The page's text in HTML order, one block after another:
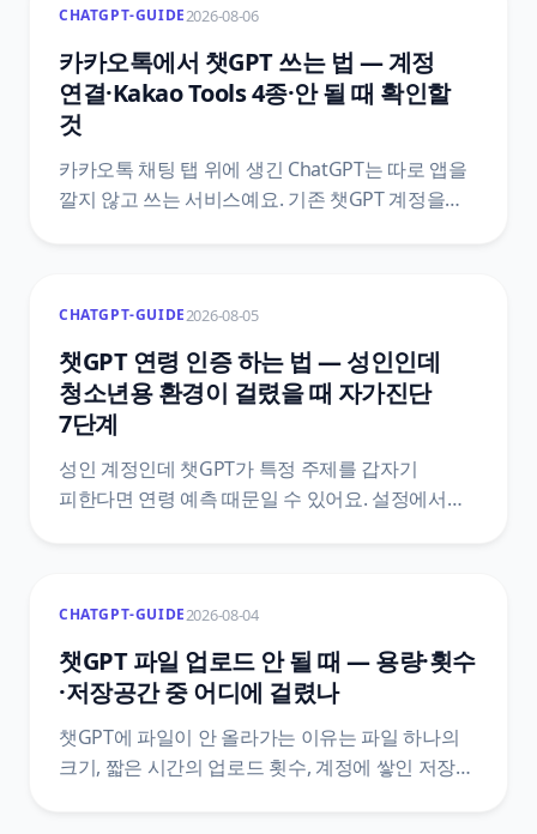
CHATGPT-GUIDE2026-08-06
카카오톡에서 챗GPT 쓰는 법 — 계정
연결·Kakao Tools 4종·안 될 때 확인할
것
카카오톡 채팅 탭 위에 생긴 ChatGPT는 따로 앱을
깔지 않고 쓰는 서비스예요. 기존 챗GPT 계정을
고객센터와 오픈AI 공식 문서 기준으로
정리했어요.
CHATGPT-GUIDE2026-08-05
챗GPT 연령 인증 하는 법 — 성인인데
청소년용 환경이 걸렸을 때 자가진단
7단계
성인 계정인데 챗GPT가 특정 주제를 갑자기
피한다면 연령 예측 때문일 수 있어요. 설정에서
정리했어요.
CHATGPT-GUIDE2026-08-04
챗GPT 파일 업로드 안 될 때 — 용량·횟수
·저장공간 중 어디에 걸렸나
챗GPT에 파일이 안 올라가는 이유는 파일 하나의
크기, 짧은 시간의 업로드 횟수, 계정에 쌓인 저장